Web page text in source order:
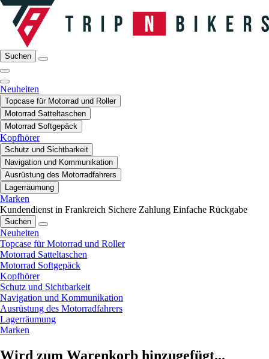
Suchen
Neuheiten
Topcase für Motorrad und Roller
Motorrad Satteltaschen
Motorrad Softgepäck
Kopfhörer
Schutz und Sichtbarkeit
Navigation und Kommunikation
Ausrüstung des Motorradfahrers
Lagerräumung
Marken
Kundendienst in Frankreich Sichere Zahlung Einfache Rückgabe
Suchen
Neuheiten
Topcase für Motorrad und Roller
Motorrad Satteltaschen
Motorrad Softgepäck
Kopfhörer
Schutz und Sichtbarkeit
Navigation und Kommunikation
Ausrüstung des Motorradfahrers
Lagerräumung
Marken
Wird zum Warenkorb hinzugefügt...